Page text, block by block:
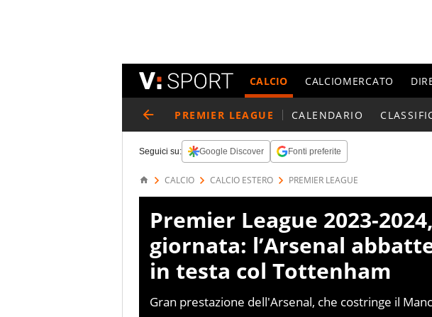
CALCIO CALCIOMERCATO
PREMIER LEAGUE CALENDARIO
Seguici su: Google Discover Fonti preferite
CALCIO CALCIO ESTERO PREMIER LEAGUE
Premier League 2023-
giornata: l’Arsenal
in testa col Tottenham
Gran prestazione dell'Arsenal, che costringe il